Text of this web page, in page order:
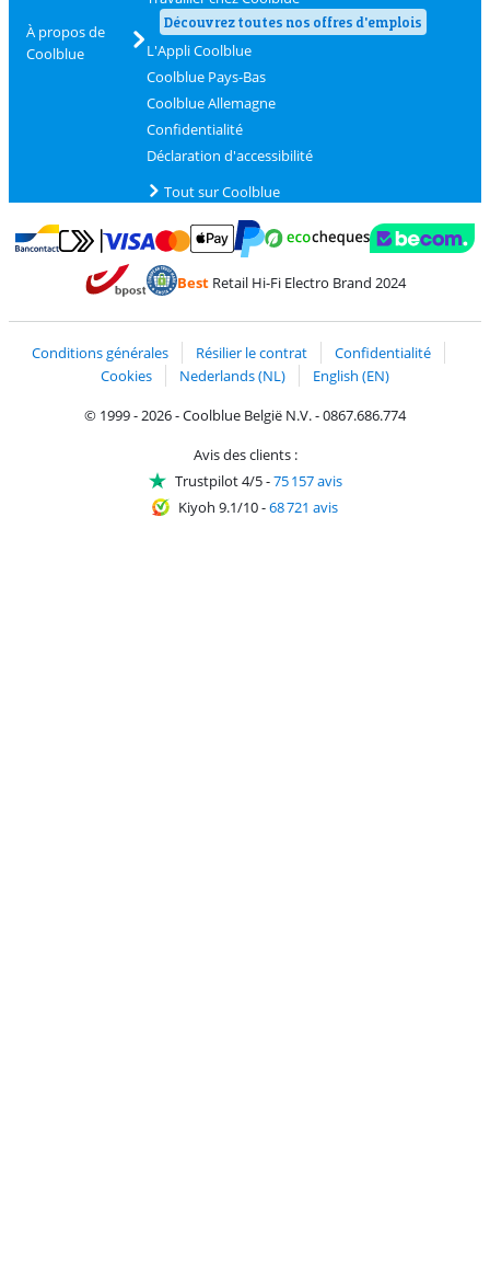
À propos de
Coolblue
Découvrez toutes nos offres d'emplois
L'Appli Coolblue
Coolblue Pays-Bas
Coolblue Allemagne
Confidentialité
Déclaration d'accessibilité
Tout sur Coolblue
Payer avec Bancontact
Payer avec MasterCard et Visa via ClickToPay
Payer avec PayPal
BestRetail Hi-Fi Electro Brand 2024
Conditions générales Résilier le contrat
Confidentialité
Cookies
Nederlands (NL)
English (EN)
© 1999 - 2026 - Coolblue België N.V. - 0867.686.774
Avis des clients :
Trustpilot 4/5-75 157 avis
Kiyoh 9.1/10-68 721 avis